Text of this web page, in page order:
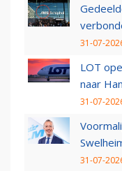
31-07-
LOT
naar
31-07-
31-07-